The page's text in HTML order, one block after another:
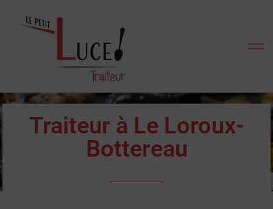
Traiteur à Le Loroux-
Bottereau